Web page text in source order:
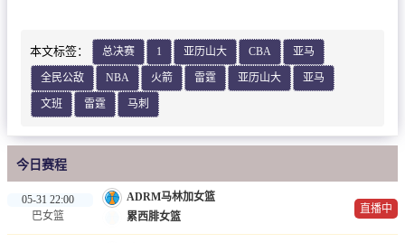
本文标签： 总决赛 1 亚历山大 CBA 亚马
全民公敌 NBA 火箭 雷霆 亚历山大 亚马
文班 雷霆 马刺
今日赛程
05-31 22:00
巴女篮
ADRM马林加女篮
累西腓女篮
直播中